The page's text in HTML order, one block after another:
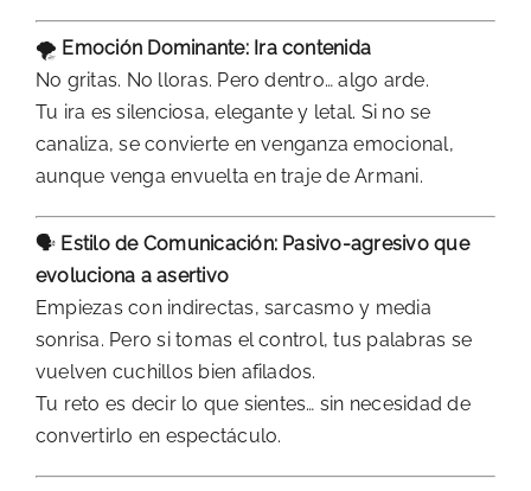
🌪️ Emoción Dominante: Ira contenida
No gritas. No lloras. Pero dentro… algo arde.
Tu ira es silenciosa, elegante y letal. Si no se
canaliza, se convierte en venganza emocional,
aunque venga envuelta en traje de Armani.
🗣️ Estilo de Comunicación: Pasivo-agresivo que
evoluciona a asertivo
Empiezas con indirectas, sarcasmo y media
sonrisa. Pero si tomas el control, tus palabras se
vuelven cuchillos bien afilados.
Tu reto es decir lo que sientes… sin necesidad de
convertirlo en espectáculo.